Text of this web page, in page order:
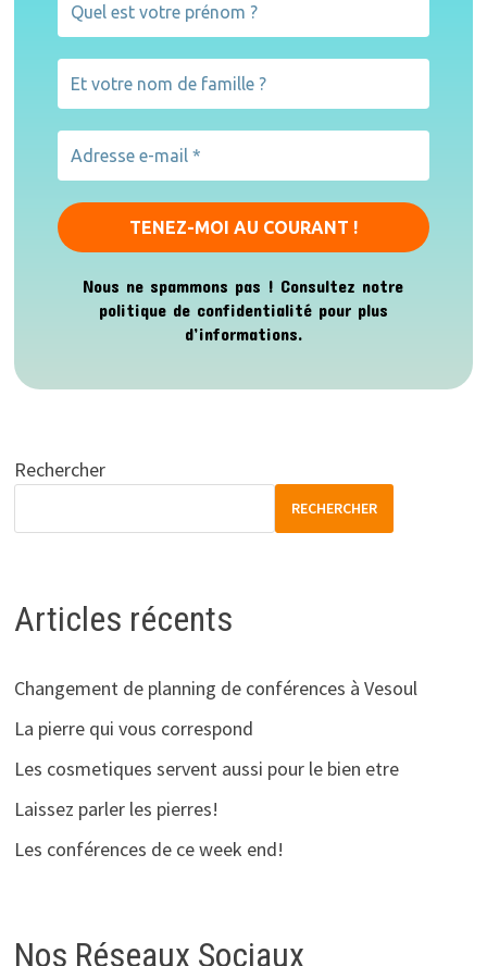
Nous ne spammons pas ! Consultez notre
politique de confidentialitépour plus
d’informations.
Rechercher
RECHERCHER
Articles récents
Changement de planning de conférences à Vesoul
La pierre qui vous correspond
Les cosmetiques servent aussi pour le bien etre
Laissez parler les pierres!
Les conférences de ce week end!
Nos Réseaux Sociaux